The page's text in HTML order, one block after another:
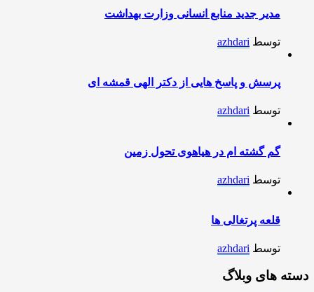
مدیر جدید منابع انسانی وزارت بهداشت
توسط azhdari
پرسش و پاسخ هایی از دکتر الهی قمشه ای
توسط azhdari
گم گشته ام در هیاهوی تحول زمین
توسط azhdari
قلعه پرتغالی ها
توسط azhdari
دسته های وبلاگ